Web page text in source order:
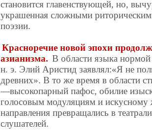
становится главенствующей, но,
украшенная сложными
поэзии.
Красноречие новой эпохи
азианизма. В области языка нормой
н. э. Элий Аристид заявлял:«Я не
древних». В то же время в области
—высокопарный пафос, обилие
голосовым модуляциям и искусному
направления превращались в
слушателей.